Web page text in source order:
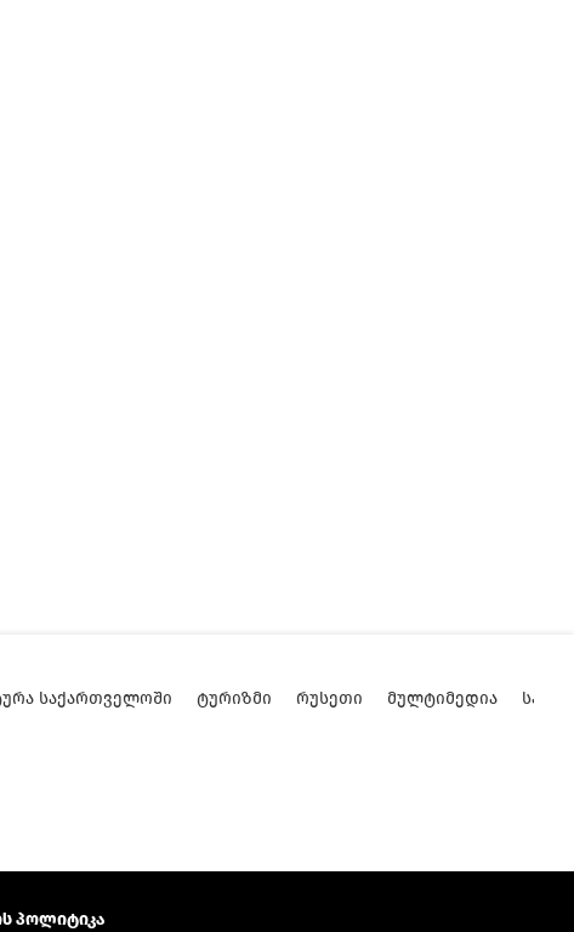
ᲡᲐᲥᲐᲠᲗᲕᲔᲚᲝᲨᲘ ᲢᲣᲠᲘᲖᲛᲘ ᲠᲣᲡᲔᲗᲘ ᲛᲣᲚᲢᲘᲛᲔᲓᲘᲐ
პოლიტიკა